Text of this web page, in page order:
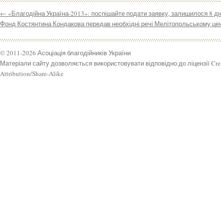
← «Благодійна Україна-2013»: поспішайте подати заявку, залишилося 8
Фонд Костянтина Кондакова передав необхідні речі Мелітопольському
© 2011-2026 Асоціація благодійників України
Матеріали сайту дозволяється використовувати відповідно до ліцензії
Attribution/Share-Alike